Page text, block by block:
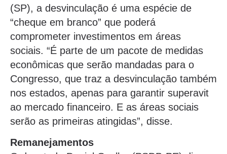
(SP), a desvinculação é uma espécie de
“cheque em branco” que poderá
comprometer investimentos em áreas
sociais. “É parte de um pacote de medidas
econômicas que serão mandadas para o
Congresso, que traz a desvinculação também
nos estados, apenas para garantir superavit
ao mercado financeiro. E as áreas sociais
serão as primeiras atingidas”, disse.
Remanejamentos